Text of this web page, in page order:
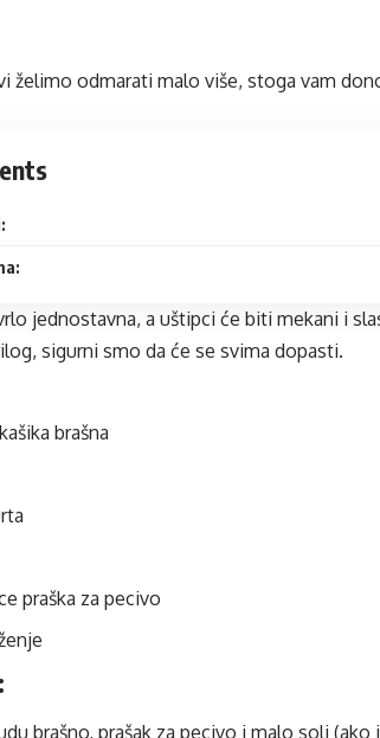
želimo odmarati malo više, stoga vam
jednostavna, a uštipci će biti mekani i
sigurni smo da će se svima dopasti.
brašna
praška za pecivo
brašno, prašak za pecivo i malo soli